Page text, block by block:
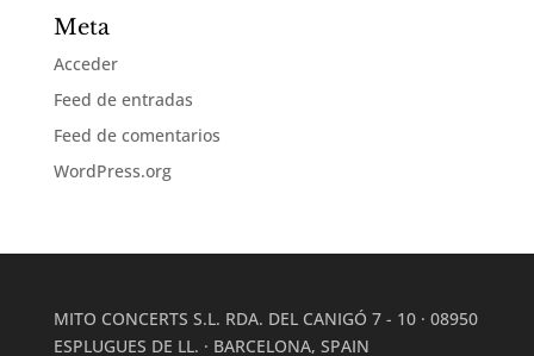
Meta
Acceder
Feed de entradas
Feed de comentarios
WordPress.org
MITO CONCERTS S.L. RDA. DEL CANIGÓ 7 - 10 · 08950
ESPLUGUES DE LL. · BARCELONA, SPAIN